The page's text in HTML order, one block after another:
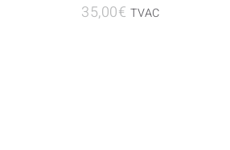
35,00€ TVAC